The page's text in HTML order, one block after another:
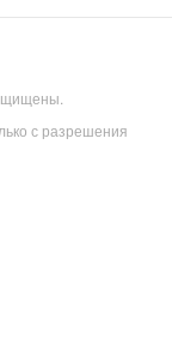
с разрешения